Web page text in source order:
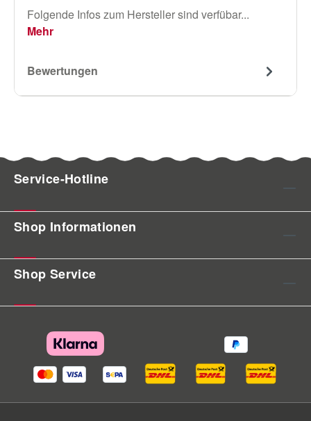
Folgende Infos zum Hersteller sind verfübar...
Mehr
Bewertungen
Service-Hotline
Shop Informationen
Shop Service